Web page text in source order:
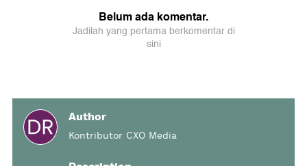
Author
Kontributor CXO Media